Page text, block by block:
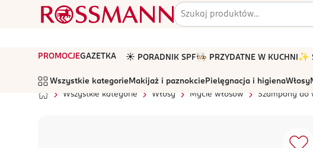
PROMOCJEGAZETKA ☀️ PORADNIK SPF🧑🏻‍🍳 PRZYDATNE W KUCHNI ✨
Wszystkie kategorie Makijaż i paznokcie Pielęgnacja i higienaWłosy
Wszystkie kategorie
Włosy Mycie włosów Szampony do